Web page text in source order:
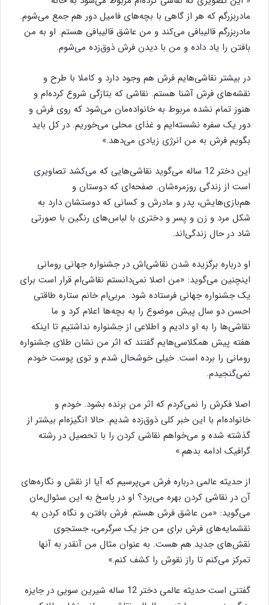
مادربزرگم که هر از گاهی با بچه‌های فامیل دور هم جمع می‌شوم.
مادربزرگم قالیبافی می‌کند و من عاشق قالیبافی هستم. او به من
بافتن را یاد داده و من با دیدن فرش ذوق‌زده می‌شوم.
در بیشتر نقاشی‌هایم فرش هم وجود دارد و کاملا با طرح و
نقشه‌های فرش آشنا هستم. نقاشی که بتازگی شروع کرده‌ام و
هنوز تمام نشده مربوط به خانواده‌مان می‌شود که روی فرش و
دور یک سفره نشسته‌ایم و غذای محلی می‌خوریم. در کل باید
بگویم فرش به من انرژی زیادی می‌دهد.»
این دختر 12 ساله می‌گوید نقاشی‌هایی که می‌کشد تصاویری
است از زندگی روزمره‌شان. صفحه‌ای که دوستان و
هم‌بازی‌هایش، پدر و مادرش و کسانی که دوستشان دارد به
شکل مرد و زن و پسر و دختری با لباس‌های رنگین با صورتی
شاد در حال زندگی‌اند.
او درباره برگزیده شدن نقاشی‌اش در جشنواره جهانی رومانی
اینچنین می‌گوید: «من اصلا نمی‌دانستم نقاشی‌ام قرار است برای
یک جشنواره جهانی فرستاده شود. مربی‌ام خانم ستاره طاقتی
احسن دو سال پیش موضوع را به بچه‌ها اعلام کرد و ما
نقاشی‌ها را به او دادیم و اطلاعی از جشنواره نداشتیم تا اینکه
هفته پیش همکلاسی‌هایم گفتند که اثر من نشان طلای جشنواره
رومانی را برده است. خیلی خوشحال شدم و توی پوست خودم
نمی‌گنجیدم.
اصلا فکرش را نمی‌کردم که اثر من برنده بشود. خودم و
خانواده‌ام با این خبر کلی ذوق‌زده شدیم. حالا انگیزه‌‌ام بیشتر از
گذشته شده و می‌خواهم نقاشی کردن را با تحصیل در رشته
گرافیک ادامه بدهم.»
از حدیثه عالمی درباره فرش می‌پرسیم که آیا از نقش و نگاره‌های
آن در نقاشی کردن بهره می‌برد؟ او در پاسخ به این سئوال‌مان
می‌گوید: «من عاشق فرش هستم. فرش بافتن و نگاه کردن به
نقشمایه‌های فرش برای من جز یک سرگرمی، جستجوی
نقش‌های جدید هم هست. به عنوان مثال من آنقدر به آنها
تمرکز می‌کنم تا راز نقوش را کشف کنم.»
گفتنی است حدیثه عالمی دختر 12 ساله شیرین سویی در جایزه